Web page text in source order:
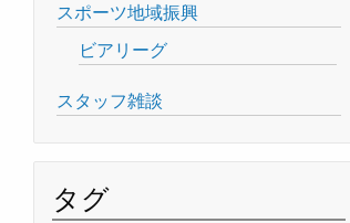
スポーツ地域振興
ビアリーグ
スタッフ雑談
タグ